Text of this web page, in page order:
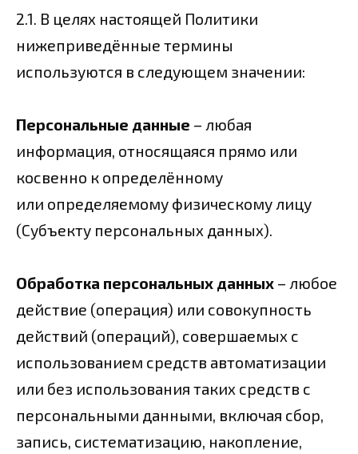
2.1. В целях настоящей Политики
нижеприведённые термины
используются в следующем значении:
Персональные данные – любая
информация, относящаяся прямо или
косвенно к определённому
или определяемому физическому лицу
(Субъекту персональных данных).
Обработка персональных данных – любое
действие (операция) или совокупность
действий (операций), совершаемых с
использованием средств автоматизации
или без использования таких средств с
персональными данными, включая сбор,
запись, систематизацию, накопление,